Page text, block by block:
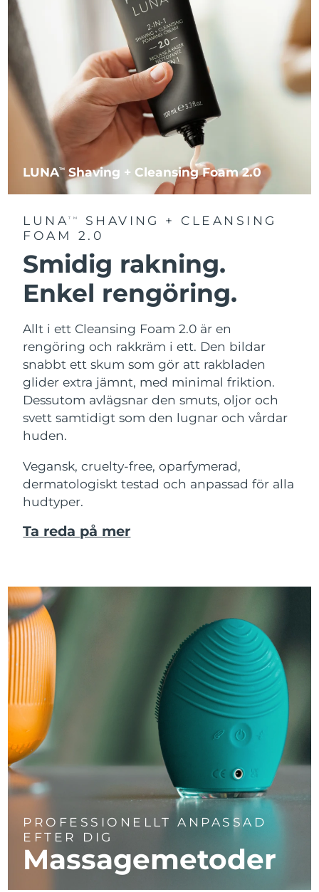
LUNATM Shaving + Cleansing Foam 2.0
LUNATM
SHAVING + CLEANSING
FOAM 2.0
Smidig rakning.
Enkel rengöring.
Allt i ett Cleansing Foam 2.0 är en
rengöring och rakkräm i ett. Den bildar
snabbt ett skum som gör att rakbladen
glider extra jämnt, med minimal friktion.
Dessutom avlägsnar den smuts, oljor och
svett samtidigt som den lugnar och vårdar
huden.
Vegansk, cruelty-free, oparfymerad,
dermatologiskt testad och anpassad för alla
hudtyper.
Ta reda på mer
PROFESSIONELLT ANPASSAD
EFTER DIG
Massagemetoder